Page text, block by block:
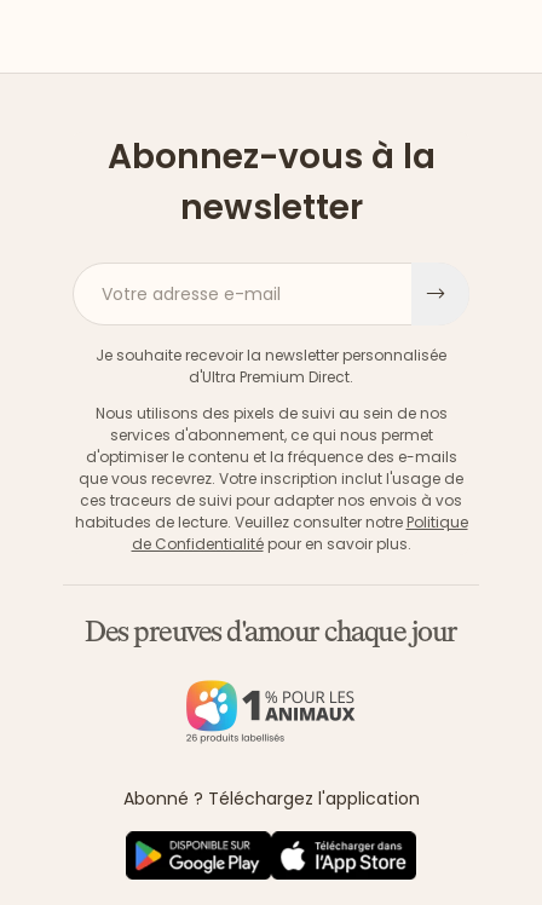
Abonnez-vous à la
newsletter
Votre adresse e-mail
Je souhaite recevoir la newsletter personnalisée
d'Ultra Premium Direct.
Nous utilisons des pixels de suivi au sein de nos
services d'abonnement, ce qui nous permet
d'optimiser le contenu et la fréquence des e-mails
que vous recevrez. Votre inscription inclut l'usage de
ces traceurs de suivi pour adapter nos envois à vos
habitudes de lecture. Veuillez consulter notre Politique
de Confidentialitépour en savoir plus.
Des preuves d'amour chaque jour
Abonné ? Téléchargez l'application